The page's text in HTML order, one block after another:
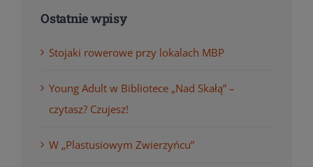
Ostatnie wpisy
Stojaki rowerowe przy lokalach MBP
Young Adult w Bibliotece „Nad Skałą” –
czytasz? Czujesz!
W „Plastusiowym Zwierzyńcu”